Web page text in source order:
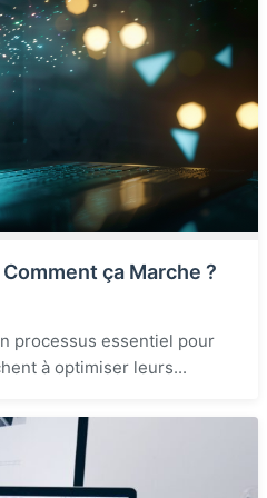
ça Marche ?
processus essentiel pour
à optimiser leurs...